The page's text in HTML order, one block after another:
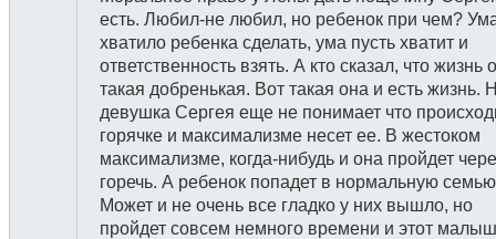
есть. Любил-не любил, но ребенок при чем?
хватило ребенка сделать, ума пусть хватит и
ответственность взять. А кто сказал, что жизнь
такая добренькая. Вот такая она и есть жизнь.
девушка Сергея еще не понимает что
горячке и максимализме несет ее. В жестоком
максимализме, когда-нибудь и она пройдет
горечь. А ребенок попадет в нормальную
Может и не очень все гладко у них вышло, но
пройдет совсем немного времени и этот малыш